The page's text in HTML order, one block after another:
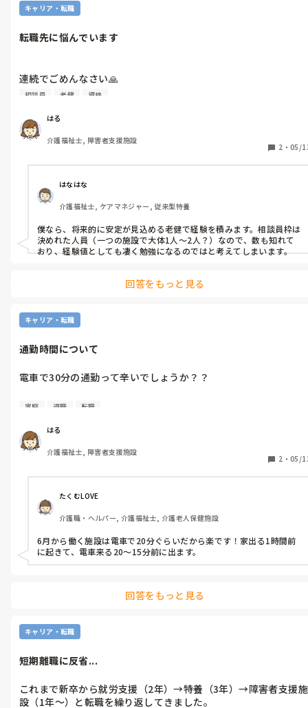
転職活動も上手くいかない中、今後のことを考えると涙が出てき
ます。
上記のようなことを言われて落ち込んでしまいました。
キャリア・転職
転職先に悩んでいます
連続でごめんなさい🙏
転職活動中です！
現在1社内定いただいており、もう1社が最終面接まで行っている
状態です。
再来年に社会福祉士の国家試験を受けるにあたり、経験にもなる
かと思い応募したところ内定をいただきました。
今後は相談員を経験し、資格取得したら医療相談員としても働け
るそうです。
ただ、見学の際に挨拶しても返ってこなかった、面接の際に少々
返答に困るプライベートなことまで根掘り葉掘り聞かれた、常に
求人が出ていること等少し違和感があり、内定承諾を躊躇ってい
2社目は就労支援のオープニング施設です。
人事担当の方はとても良い方でしたが、オープニングなのでイメ
ージは付きにくい状態です。
ことで好印象でした。休みもかなり多く残業も殆ど無いとのこ
魅力を感じており、勤めたいと考えています。ただオープニング
んでしまっています。通勤距離も1社目は車で20分、2社目は電
で40分という距離です。
相談員 老健 資格
はる
介護福祉士, 障害者支援施設
2 ・ 05/
はなはな
介護福祉士, ケアマネジャー, 従来型特養
僕なら、将来的に安定が見込める老健で経験を積みます。相談員枠は
決めれた人員（一つの施設で大体1人〜2人？）なので、数も知れて
おり、経験値としても凄く勉強になるのではと考えてしまいます。
回答をもっと見る
キャリア・転職
通勤時間について
電車で30分の通勤って辛いでしょうか？？
転職活動をしているのですが、今最終面接になっている就労支援
これまで車で10分〜15分の通勤しかした事がなく、イメージが
きません。
ご家庭ある方なら、帰って夕飯を作る等の家事もあると思うので
大変かと思います。
電車で通っている方はどう一日を過ごされているのかも教えてい
ただけますと嬉しいです💦
家庭 退職 転職
はる
介護福祉士, 障害者支援施設
2 ・ 05/
たくむLOVE
介護職・ヘルパー, 介護福祉士, 介護老人保健施設
6月から働く施設は電車で20分ぐらいだから楽です！家出る1時間前
に起きて、電車来る20〜15分前に出ます。
回答をもっと見る
キャリア・転職
短期離職に反省...
これまで新卒から就労支援（2年）→特養（3年）→障害者支援施
設（1年〜）と転職を繰り返してきました。